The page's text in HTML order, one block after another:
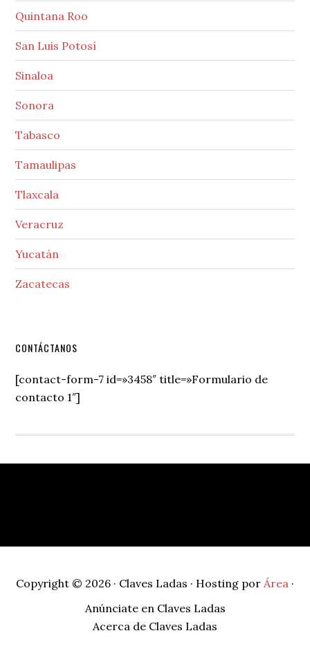
Quintana Roo
San Luis Potosí
Sinaloa
Sonora
Tabasco
Tamaulipas
Tlaxcala
Veracruz
Yucatán
Zacatecas
Secondary
Sidebar
CONTÁCTANOS
[contact-form-7 id=»3458″ title=»Formulario de
contacto 1″]
Copyright © 2026 · Claves Ladas · Hosting por Área ·
Anúnciate en Claves Ladas
Acerca de Claves Ladas